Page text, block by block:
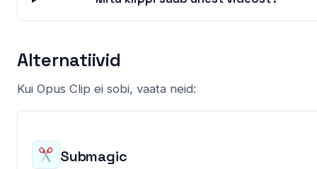
Alternatiivid
Kui Opus Clip ei sobi, vaata neid:
Submagic